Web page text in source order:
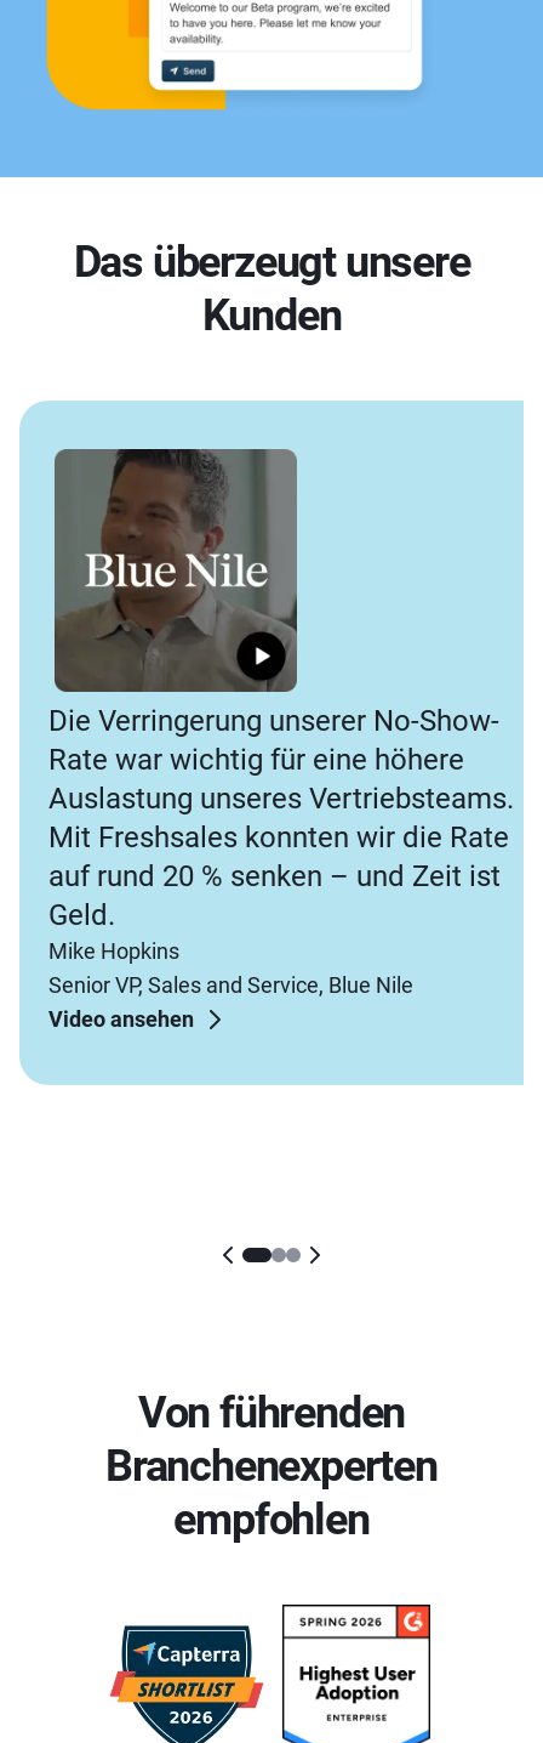
Das überzeugt unsere
Kunden
Die Verringerung unserer No-Show-
Rate war wichtig für eine höhere
Auslastung unseres Vertriebsteams.
Mit Freshsales konnten wir die Rate
auf rund 20 % senken – und Zeit ist
Geld.
Mike Hopkins
Senior VP, Sales and Service, Blue Nile
Video ansehen
Von führenden
Branchenexperten
empfohlen